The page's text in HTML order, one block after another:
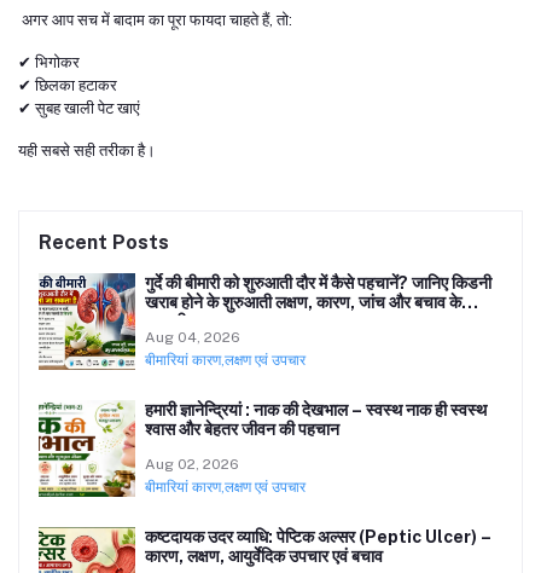
अगर आप सच में बादाम का पूरा फायदा चाहते हैं, तो:
✔ भिगोकर
✔ छिलका हटाकर
✔ सुबह खाली पेट खाएं
यही सबसे सही तरीका है।
Recent Posts
गुर्दे की बीमारी को शुरुआती दौर में कैसे पहचानें? जानिए किडनी
खराब होने के शुरुआती लक्षण, कारण, जांच और बचाव के
प्रभावी उपाय
Aug 04, 2026
बीमारियां कारण,लक्षण एवं उपचार
हमारी ज्ञानेन्द्रियां : नाक की देखभाल – स्वस्थ नाक ही स्वस्थ
श्वास और बेहतर जीवन की पहचान
Aug 02, 2026
बीमारियां कारण,लक्षण एवं उपचार
कष्टदायक उदर व्याधि: पेप्टिक अल्सर (Peptic Ulcer) –
कारण, लक्षण, आयुर्वेदिक उपचार एवं बचाव